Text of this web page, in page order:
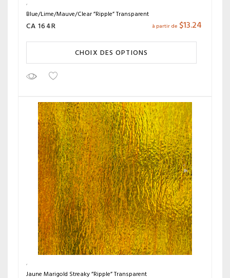
Blue/Lime/Mauve/Clear ”Ripple” Transparent
CA 164R à partir de $13.24
CHOIX DES OPTIONS
Jaune Marigold Streaky ”Ripple” Transparent